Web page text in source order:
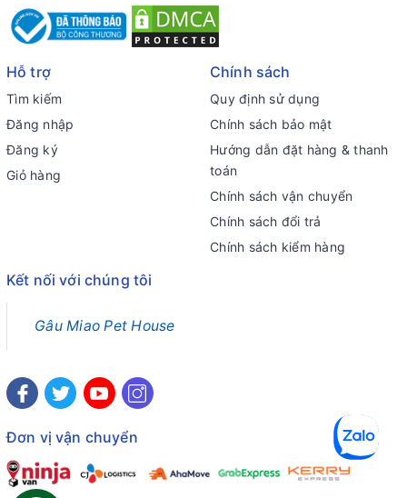
Hỗ trợ
Tìm kiếm
Đăng nhập
Đăng ký
Giỏ hàng
Chính sách
Quy định sử dụng
Chính sách bảo mật
Hướng dẫn đặt hàng & thanh
toán
Chính sách vận chuyển
Chính sách đổi trả
Chính sách kiểm hàng
Kết nối với chúng tôi
Gâu Miao Pet House
Đơn vị vận chuyển